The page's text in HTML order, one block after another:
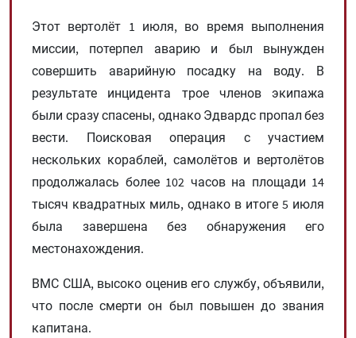
Этот вертолёт 1 июля, во время выполнения
миссии, потерпел аварию и был вынужден
совершить аварийную посадку на воду. В
результате инцидента трое членов экипажа
были сразу спасены, однако Эдвардс пропал без
вести. Поисковая операция с участием
нескольких кораблей, самолётов и вертолётов
продолжалась более 102 часов на площади 14
тысяч квадратных миль, однако в итоге 5 июля
была завершена без обнаружения его
местонахождения.
ВМС США, высоко оценив его службу, объявили,
что после смерти он был повышен до звания
капитана.